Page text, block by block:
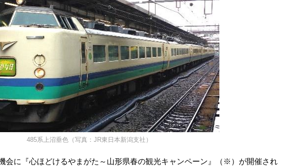
485系上沼垂色（写真：JR東日本新潟支社）
会に『心ほどけるやまがた～山形県春の観光キャンペーン』（※）が開催され